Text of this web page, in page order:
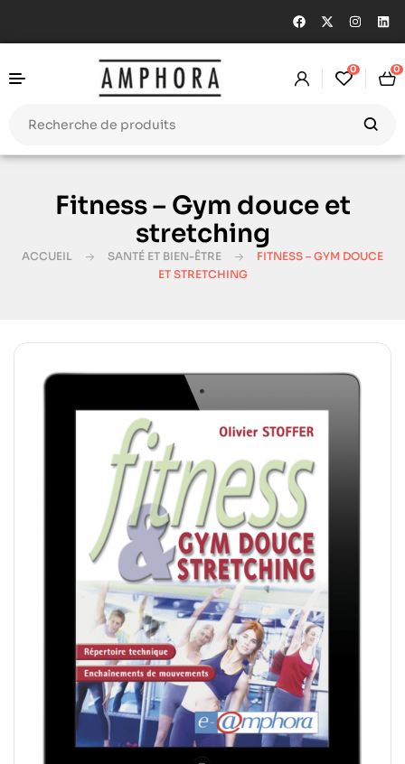
0 0
Fitness – Gym douce et
stretching
ACCUEIL SANTÉ ET BIEN-ÊTRE
FITNESS – GYM DOUCE
ET STRETCHING